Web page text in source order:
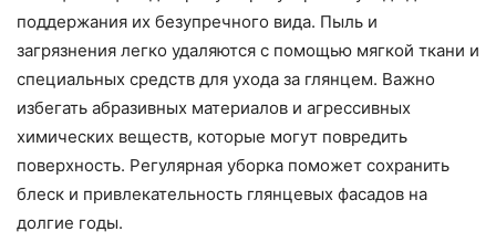
поддержания их безупречного вида. Пыль и
загрязнения легко удаляются с помощью мягкой ткани и
специальных средств для ухода за глянцем. Важно
избегать абразивных материалов и агрессивных
химических веществ, которые могут повредить
поверхность. Регулярная уборка поможет сохранить
блеск и привлекательность глянцевых фасадов на
долгие годы.